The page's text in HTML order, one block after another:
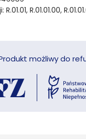
R.01.01.00,
możliwy do